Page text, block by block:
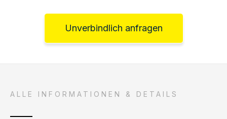
Unverbindlich anfragen
ALLE INFORMATIONEN & DETAILS